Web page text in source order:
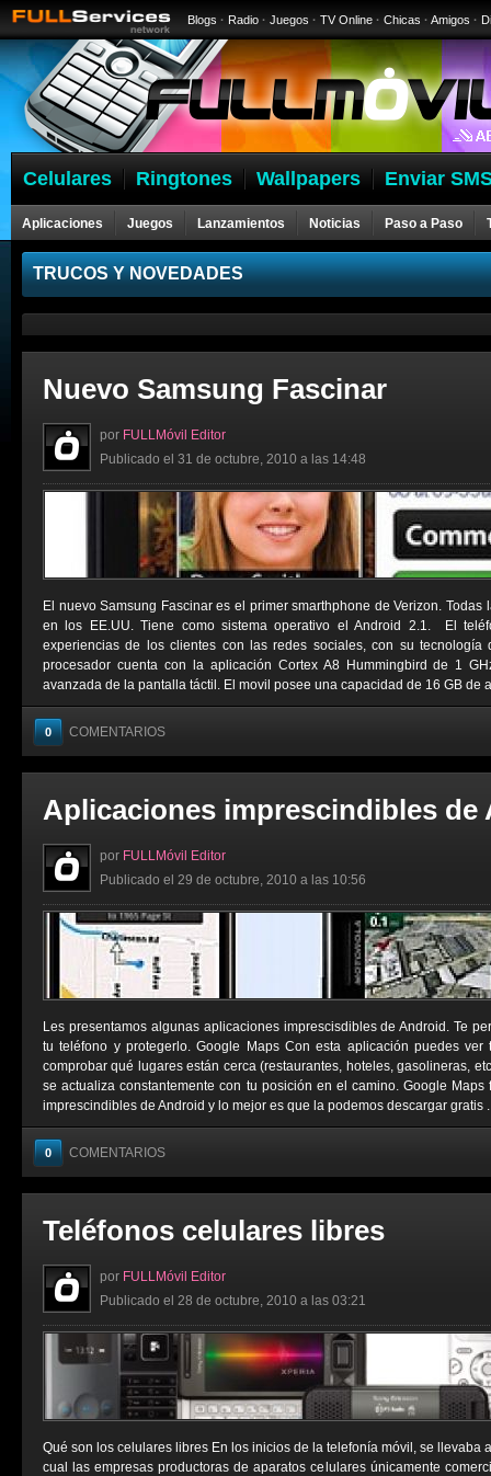
Blogs · Radio · Juegos · TV Online · Chicas · Amigos ·
Celulares Ringtones Wallpapers Enviar
Aplicaciones Juegos Lanzamientos Noticias Paso a Paso
Celulares
TRUCOS Y NOVEDADES
Nuevo Samsung Fascinar
por FULLMóvil Editor
Publicado el 31 de octubre, 2010 a las 14:48
El nuevo Samsung Fascinar es el primer smarthphone de Verizon.
en los EE.UU. Tiene como sistema operativo el Android 2.1. El
experiencias de los clientes con las redes sociales, con su tecnología
procesador cuenta con la aplicación Cortex A8 Hummingbird de 1
avanzada de la pantalla táctil. El movil posee una capacidad de 16 GB de
0 COMENTARIOS
Aplicaciones imprescindibles de
por FULLMóvil Editor
Publicado el 29 de octubre, 2010 a las 10:56
Les presentamos algunas aplicaciones imprescisdibles de Android. Te
tu teléfono y protegerlo. Google Maps Con esta aplicación puedes
comprobar qué lugares están cerca (restaurantes, hoteles, gasolineras,
se actualiza constantemente con tu posición en el camino. Google
imprescindibles de Android y lo mejor es que la podemos descargar gratis
0 COMENTARIOS
Teléfonos celulares libres
por FULLMóvil Editor
Publicado el 28 de octubre, 2010 a las 03:21
Qué son los celulares libres En los inicios de la telefonía móvil, se llevaba
cual las empresas productoras de aparatos celulares únicamente